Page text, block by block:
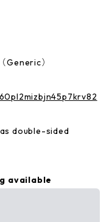
Generic）
double-sided
available